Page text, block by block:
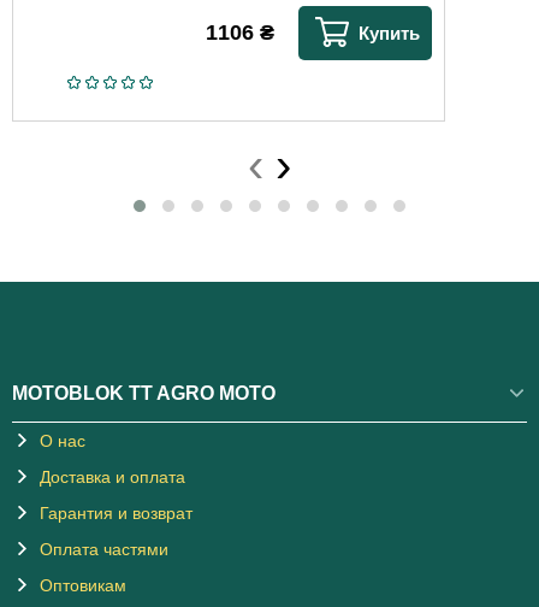
1106 ₴ Купить
‹ ›
MOTOBLOK TT AGRO MOTO
О нас
Доставка и оплата
Гарантия и возврат
Оплата частями
Оптовикам